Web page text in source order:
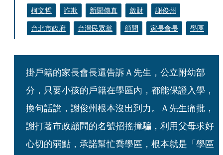
柯文哲 詐欺 新聞傳真 斂財
謝俊州
台北市政府
台灣民眾黨 顧問 家長會長 學區
掛戶籍的家長會長還告訴Ａ先生，公立附幼部
分，只要小孩的戶籍在學區內，都能保證入學，
換句話說，謝俊州根本沒出到力。Ａ先生痛批，
謝打著市政顧問的名號招搖撞騙，利用父母求好
心切的弱點，承諾幫忙喬學區，根本就是「學區